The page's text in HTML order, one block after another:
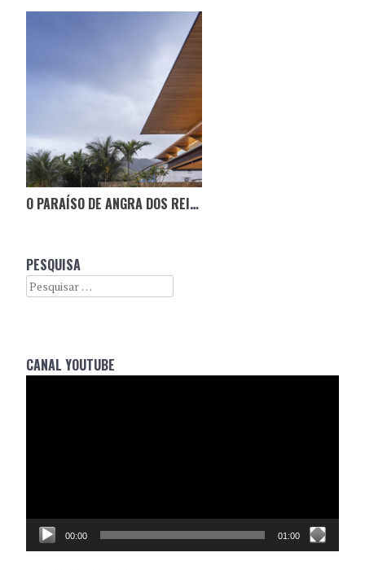
O PARAÍSO DE ANGRA DOS REIS – RESIDÊNCIA NB / JACOBSEN ARQUITETURA
PESQUISA
Search
CANAL YOUTUBE
00:00 01:00